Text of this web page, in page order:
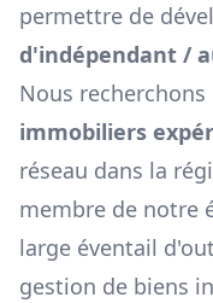
permettre de
d'indépendant /
Nous recherchons
immobiliers
réseau dans la
membre de notre
large éventail
gestion de biens